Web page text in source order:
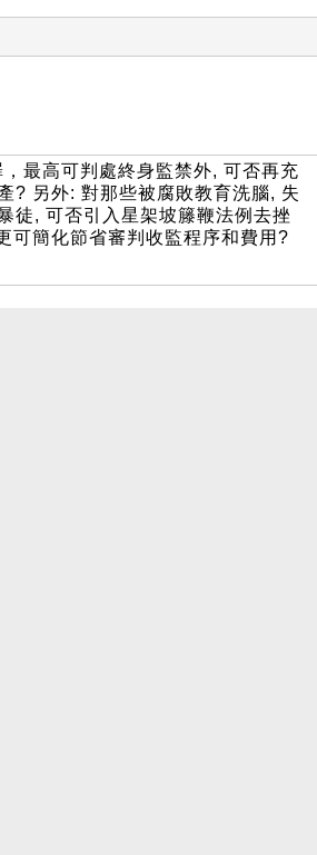
最高可判處終身監禁外, 可否再充
? 另外: 對那些被腐敗教育洗腦, 失
徒, 可否引入星架坡籐鞭法例去挫
可簡化節省審判收監程序和費用?